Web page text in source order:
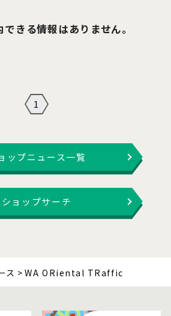
きる情報はありません。
1
ップニュース一覧
ショップサーチ
ス WA ORiental TRaffic